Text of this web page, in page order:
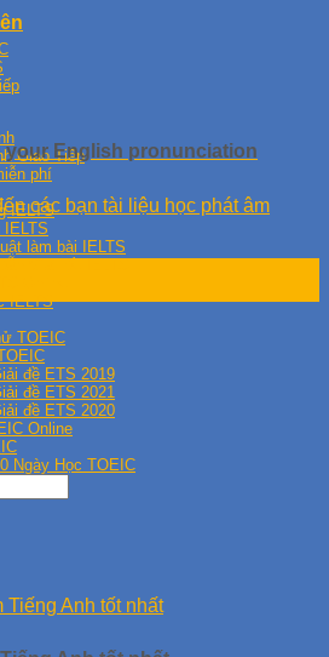
Giao Tiếp
phí
IELTS
IELTS
làm bài IELTS
IELTS
TOEIC
đề ETS 2019
đề ETS 2021
đề ETS 2020
Online
Ngày Học TOEIC
your English pronunciation
các bạn tài liệu học phát âm